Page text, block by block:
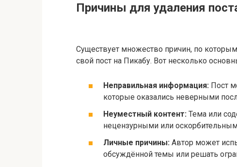
Причины для удаления
Существует множество причин, по
свой пост на Пикабу. Вот несколько
Неправильная информация: Пост
которые оказались неверными
Неуместный контент: Тема или
нецензурными или
Личные причины: Автор может
обсуждённой темы или решать